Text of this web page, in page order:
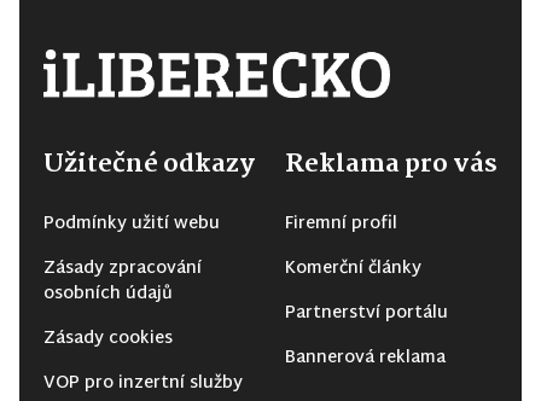
Užitečné odkazy
Podmínky užití webu
Zásady zpracování
osobních údajů
Zásady cookies
VOP pro inzertní služby
Reklama pro vás
Firemní profil
Komerční články
Partnerství portálu
Bannerová reklama